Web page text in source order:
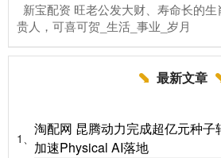
新宝配资 旺老公发大财、寿命长的
贵人，可喜可贺_生活_事业_岁月
最新文章
1、
淘配网 昆腾动力完成超亿元种子
加速Physical AI落地